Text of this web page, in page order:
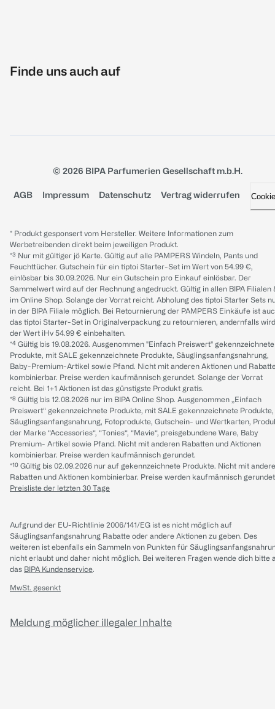
Finde uns auch auf
© 2026 BIPA Parfumerien Gesellschaft m.b.H.
AGB Impressum Datenschutz Vertrag widerrufen
* Produkt gesponsert vom Hersteller. Weitere Informationen zum
Werbetreibenden direkt beim jeweiligen Produkt.
*³ Nur mit gültiger jö Karte. Gültig auf alle PAMPERS Windeln, Pants und
Feuchttücher. Gutschein für ein tiptoi Starter-Set im Wert von 54.99 €,
einlösbar bis 30.09.2026. Nur ein Gutschein pro Einkauf einlösbar. Der
Sammelwert wird auf der Rechnung angedruckt. Gültig in allen BIPA Filialen
im Online Shop. Solange der Vorrat reicht. Abholung des tiptoi Starter Sets
in der BIPA Filiale möglich. Bei Retournierung der PAMPERS Einkäufe ist
das tiptoi Starter-Set in Originalverpackung zu retournieren, andernfalls wird
der Wert iHv 54.99 € einbehalten.
*⁴ Gültig bis 19.08.2026. Ausgenommen "Einfach Preiswert" gekennzeichnete
Produkte, mit SALE gekennzeichnete Produkte, Säuglingsanfangsnahrung,
Baby-Premium-Artikel sowie Pfand. Nicht mit anderen Aktionen und
kombinierbar. Preise werden kaufmännisch gerundet. Solange der Vorrat
reicht. Bei 1+1 Aktionen ist das günstigste Produkt gratis.
*⁸ Gültig bis 12.08.2026 nur im BIPA Online Shop. Ausgenommen „Einfach
Preiswert“ gekennzeichnete Produkte, mit SALE gekennzeichnete Produkte,
Säuglingsanfangsnahrung, Fotoprodukte, Gutschein- und Wertkarten,
der Marke “Accessories“, “Tonies“, “Mavie“, preisgebundene Ware, Baby
Premium- Artikel sowie Pfand. Nicht mit anderen Rabatten und Aktionen
kombinierbar. Preise werden kaufmännisch gerundet.
*¹⁰ Gültig bis 02.09.2026 nur auf gekennzeichnete Produkte. Nicht mit
Rabatten und Aktionen kombinierbar. Preise werden kaufmännisch
Preisliste der letzten 30 Tage
Aufgrund der EU-Richtlinie 2006/141/EG ist es nicht möglich auf
Säuglingsanfangsnahrung Rabatte oder andere Aktionen zu geben. Des
weiteren ist ebenfalls ein Sammeln von Punkten für
nicht erlaubt und daher nicht möglich. Bei weiteren Fragen wende dich bitte
das BIPA Kundenservice.
MwSt. gesenkt
Meldung möglicher illegaler Inhalte